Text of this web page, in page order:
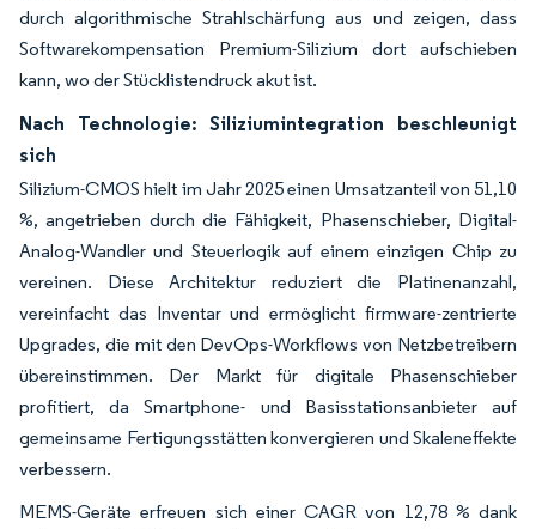
durch algorithmische Strahlschärfung aus und zeigen, dass
Softwarekompensation Premium-Silizium dort aufschieben
kann, wo der Stücklistendruck akut ist.
Nach Technologie: Siliziumintegration beschleunigt
sich
Silizium-CMOS hielt im Jahr 2025 einen Umsatzanteil von 51,10
%, angetrieben durch die Fähigkeit, Phasenschieber, Digital-
Analog-Wandler und Steuerlogik auf einem einzigen Chip zu
vereinen. Diese Architektur reduziert die Platinenanzahl,
vereinfacht das Inventar und ermöglicht firmware-zentrierte
Upgrades, die mit den DevOps-Workflows von Netzbetreibern
übereinstimmen. Der Markt für digitale Phasenschieber
profitiert, da Smartphone- und Basisstationsanbieter auf
gemeinsame Fertigungsstätten konvergieren und Skaleneffekte
verbessern.
MEMS-Geräte erfreuen sich einer CAGR von 12,78 % dank